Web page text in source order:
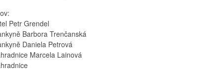
Petr Grendel
Barbora Trenčanská
Daniela Petrová
Marcela Lainová